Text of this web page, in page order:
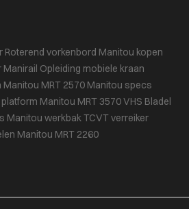
Roterend vorkenbord Manitou kopen
Manirail Opleiding mobiele kraan
Manitou MRT 2570 Manitou specs
Manitou MRT 3570VHS Bladel
Manitou werkbakTCVTverreiker
Manitou MRT 2260